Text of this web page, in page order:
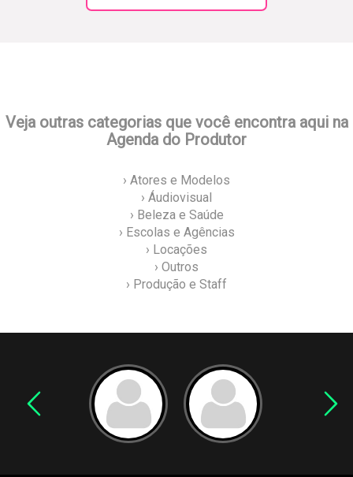
Veja outras categorias que você encontra aqui na
Agenda do Produtor
› Atores e Modelos
› Áudiovisual
› Beleza e Saúde
› Escolas e Agências
› Locações
› Outros
› Produção e Staff